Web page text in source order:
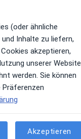
(oder ähnliche
Inhalte zu liefern,
akzeptieren,
unserer Website
werden. Sie können
Präferenzen
Akzeptieren